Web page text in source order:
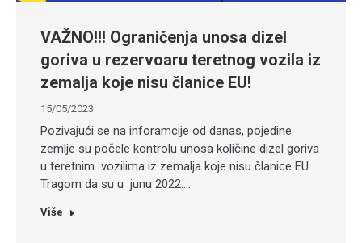
VAŽNO!!! Ograničenja unosa dizel
goriva u rezervoaru teretnog vozila iz
zemalja koje nisu članice EU!
15/05/2023
Pozivajući se na inforamcije od danas, pojedine
zemlje su počele kontrolu unosa količine dizel goriva
u teretnim vozilima iz zemalja koje nisu članice EU.
Tragom da su u junu 2022.…
Više